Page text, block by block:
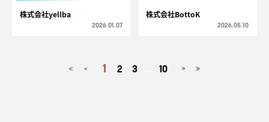
株式会社yellba
2026.01.07
株式会社BottoK
2026.05.10
≪ < 1 2 3 10 > ≫